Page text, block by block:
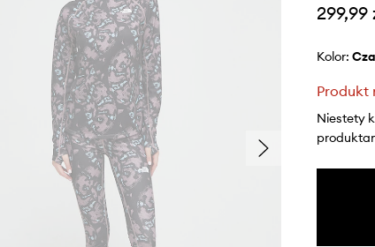
299,99
Kolor:
Produkt
Niestety